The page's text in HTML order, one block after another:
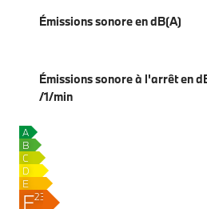
Émissions sonore en dB(A)
Émissions sonore à l'arrêt en
/1/min
A
B
C
D
E
F239–